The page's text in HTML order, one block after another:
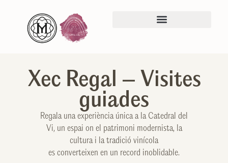
Xec Regal – Visites
guiades
Regala una experiència única a la Catedral del
Vi, un espai on el patrimoni modernista, la
cultura i la tradició vinícola
es converteixen en un record inoblidable.